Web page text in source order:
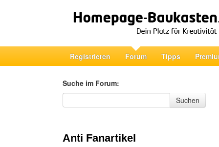
Registrieren Forum Tipps
Suche im Forum:
Suche im Forum
Suchen
Anti Fanartikel